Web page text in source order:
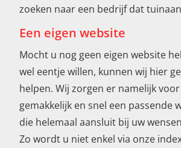
zoeken naar een bedrijf dat
Een eigen website
Mocht u nog geen eigen website
wel eentje willen, kunnen wij hier
helpen. Wij zorgen er namelijk
gemakkelijk en snel een passende
die helemaal aansluit bij uw
Zo wordt u niet enkel via onze